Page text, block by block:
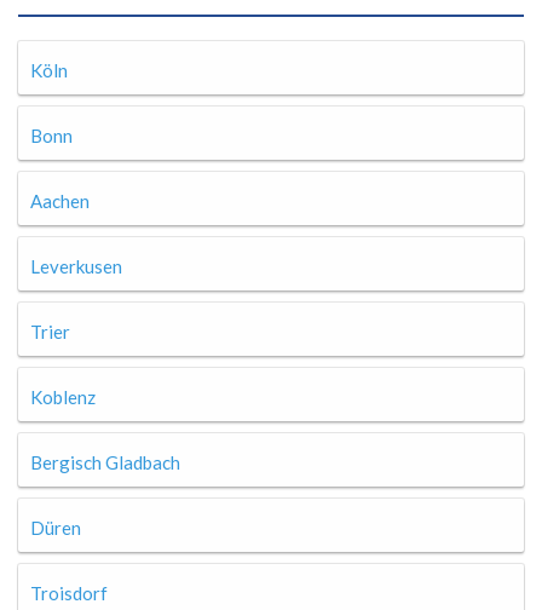
Köln
Bonn
Aachen
Leverkusen
Trier
Koblenz
Bergisch Gladbach
Düren
Troisdorf